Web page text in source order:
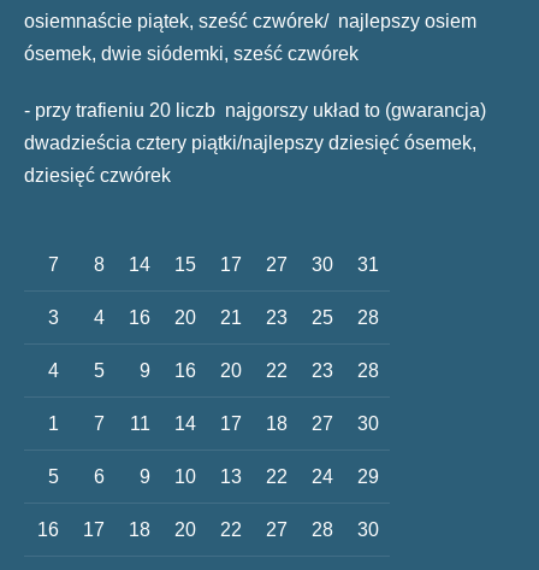
osiemnaście piątek, sześć czwórek/ najlepszy osiem
ósemek, dwie siódemki, sześć czwórek
- przy trafieniu 20 liczb najgorszy układ to (gwarancja)
dwadzieścia cztery piątki/najlepszy dziesięć ósemek,
dziesięć czwórek
7 8 14 15 17 27 30 31
3 4 16 20 21 23 25 28
4 5 9 16 20 22 23 28
1 7 11 14 17 18 27 30
5 6 9 10 13 22 24 29
16 17 18 20 22 27 28 30